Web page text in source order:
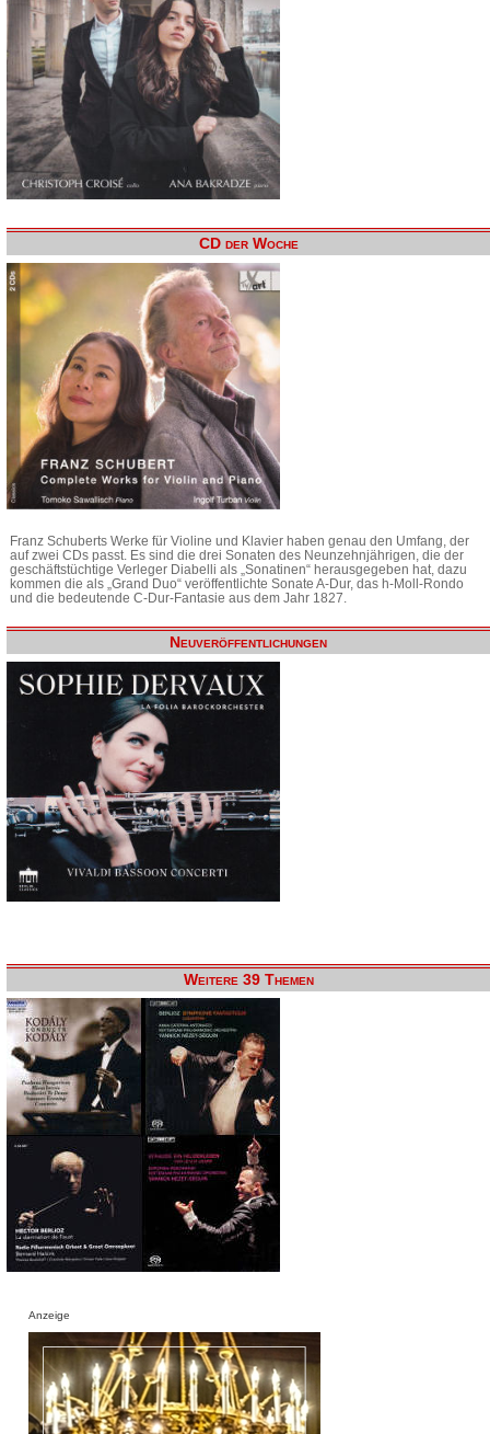
CD der Woche
Franz Schuberts Werke für Violine und Klavier haben genau den Umfang, der
auf zwei CDs passt. Es sind die drei Sonaten des Neunzehnjährigen, die der
geschäftstüchtige Verleger Diabelli als „Sonatinen“ herausgegeben hat, dazu
kommen die als „Grand Duo“ veröffentlichte Sonate A-Dur, das h-Moll-Rondo
und die bedeutende C-Dur-Fantasie aus dem Jahr 1827.
Neuveröffentlichungen
Weitere 39 Themen
Anzeige